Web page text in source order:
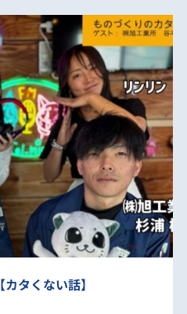
タくない話】